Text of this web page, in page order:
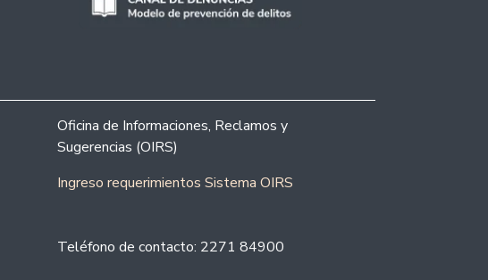
Oficina de Informaciones, Reclamos y
Sugerencias (OIRS)
Ingreso requerimientos Sistema OIRS
Teléfono de contacto: 2271 84900